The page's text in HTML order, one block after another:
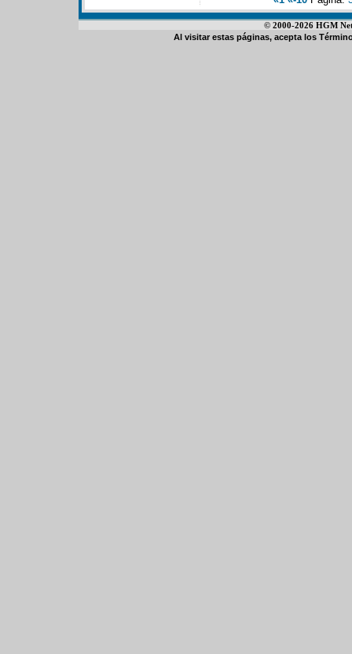
© 2000-2026 HGM
Al visitar estas páginas, acepta los